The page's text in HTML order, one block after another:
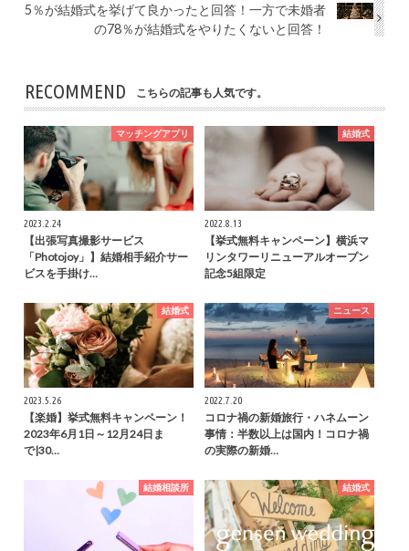
5％が結婚式を挙げて良かったと回答！一方で未婚者
の78％が結婚式をやりたくないと回答！
RECOMMEND こちらの記事も人気です。
マッチングアプリ
2023.2.24
【出張写真撮影サービス
「Photojoy」】結婚相手紹介サー
ビスを手掛け…
結婚式
2022.8.13
【挙式無料キャンペーン】横浜マ
リンタワーリニューアルオープン
記念5組限定
結婚式
2023.5.26
【楽婚】挙式無料キャンペーン！
2023年6月1日～12月24日ま
で|30…
ニュース
2022.7.20
コロナ禍の新婚旅行・ハネムーン
事情：半数以上は国内！コロナ禍
の実際の新婚…
結婚相談所 結婚式